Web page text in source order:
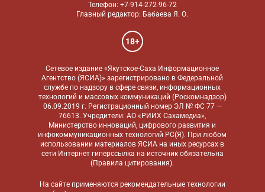
Телефон: +7-914-272-96-72
Главный редактор: Бабаева Я. О.
18+
Сетевое издание «Якутское-Саха Информационное
Агентство (ЯСИА)» зарегистрировано в Федеральной
службе по надзору в сфере связи, информационных
технологий и массовых коммуникаций (Роскомнадзор)
06.09.2019 г. Регистрационный номер ЭЛ № ФС 77 —
76613. Учредители: АО «РИИХ Сахамедиа»,
Министерство инноваций, цифрового развития и
инфокоммуникационных технологий РС(Я). При любом
использовании материалов ЯСИА на иных ресурсах в
сети Интернет гиперссылка на источник обязательна
(Правила цитирования).
На сайте применяются рекомендательные технологии